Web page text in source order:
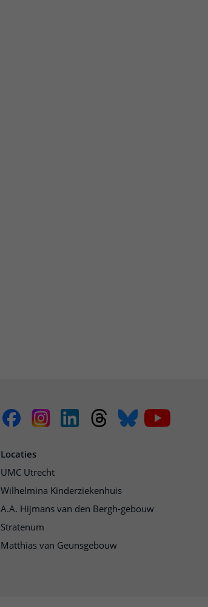
Locaties
UMC Utrecht
Wilhelmina Kinderziekenhuis
A.A. Hijmans van den Bergh-gebouw
Stratenum
Matthias van Geunsgebouw